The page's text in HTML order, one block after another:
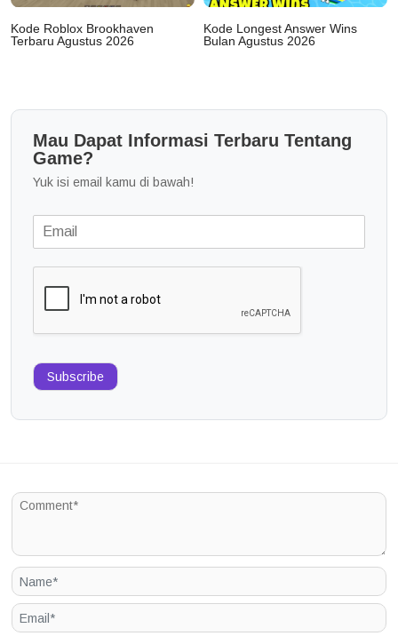
Kode Roblox Brookhaven
Terbaru Agustus 2026
Kode Longest Answer Wins
Bulan Agustus 2026
Mau Dapat Informasi Terbaru Tentang
Game?
Yuk isi email kamu di bawah!
Subscribe